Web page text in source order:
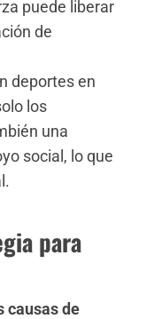
puede liberar
de
deportes en
los
una
social, lo que
para
causas de